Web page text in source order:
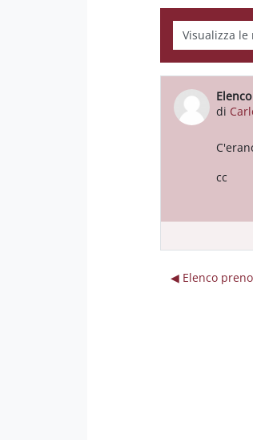
Modalità
di
cc
◀︎ Elenco